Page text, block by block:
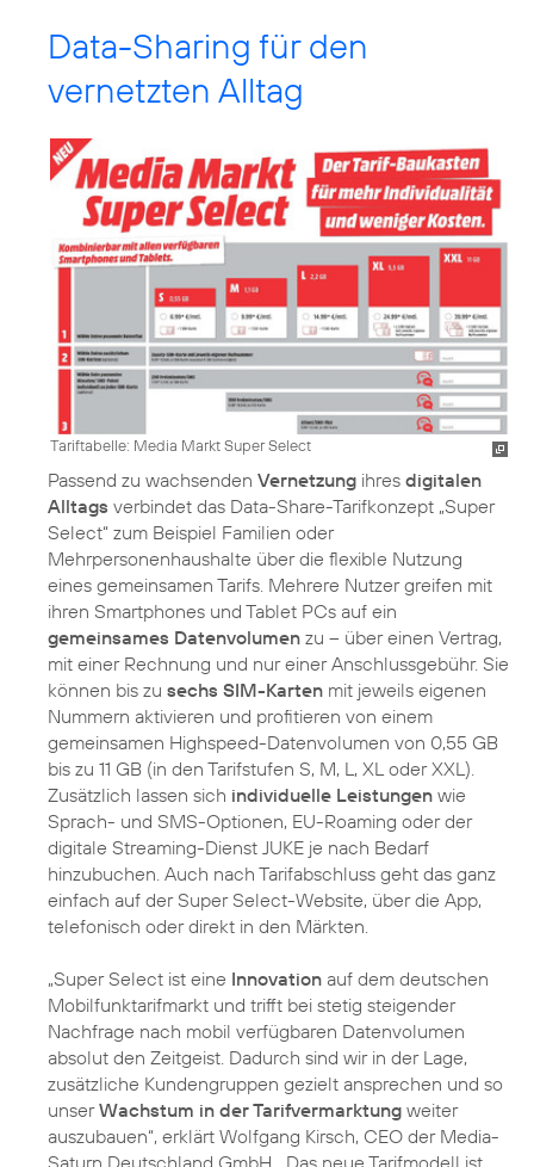
Data-Sharing für den
vernetzten Alltag
Tariftabelle: Media Markt Super Select
Passend zu wachsenden Vernetzung ihres digitalen
Alltags verbindet das Data-Share-Tarifkonzept „Super
Select“ zum Beispiel Familien oder
Mehrpersonenhaushalte über die flexible Nutzung
eines gemeinsamen Tarifs. Mehrere Nutzer greifen mit
ihren Smartphones und Tablet PCs auf ein
gemeinsames Datenvolumen zu – über einen Vertrag,
mit einer Rechnung und nur einer Anschlussgebühr. Sie
können bis zu sechs SIM-Karten mit jeweils eigenen
Nummern aktivieren und profitieren von einem
gemeinsamen Highspeed-Datenvolumen von 0,55 GB
bis zu 11 GB (in den Tarifstufen S, M, L, XL oder XXL).
Zusätzlich lassen sich individuelle Leistungen wie
Sprach- und SMS-Optionen, EU-Roaming oder der
digitale Streaming-Dienst JUKE je nach Bedarf
hinzubuchen. Auch nach Tarifabschluss geht das ganz
einfach auf der Super Select-Website, über die App,
telefonisch oder direkt in den Märkten.
„Super Select ist eine Innovation auf dem deutschen
Mobilfunktarifmarkt und trifft bei stetig steigender
Nachfrage nach mobil verfügbaren Datenvolumen
absolut den Zeitgeist. Dadurch sind wir in der Lage,
zusätzliche Kundengruppen gezielt ansprechen und so
unserWachstum in der Tarifvermarktung weiter
auszubauen“, erklärt Wolfgang Kirsch, CEO der Media-